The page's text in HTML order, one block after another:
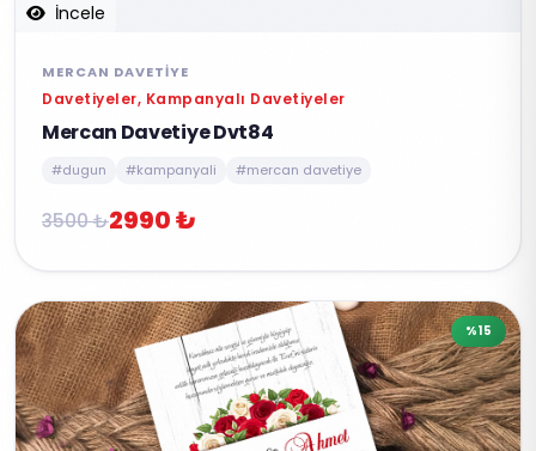
İncele
MERCAN DAVETIYE
Davetiyeler, Kampanyalı Davetiyeler
Mercan Davetiye Dvt84
#dugun #kampanyali #mercan davetiye
3500 ₺2990 ₺
%15